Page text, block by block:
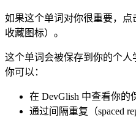
如果这个单词对你很重要，点
收藏图标）。
这个单词会被保存到你的个
你可以：
在 DevGlish 中查看你的
通过间隔重复（spaced